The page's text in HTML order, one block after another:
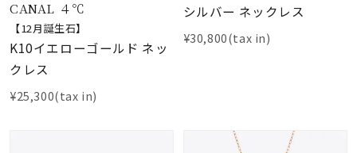
CANAL ４℃
【12月誕生石】
K10イエローゴールド ネッ
クレス
¥25,300(tax in)
シルバー ネックレス
¥30,800(tax in)